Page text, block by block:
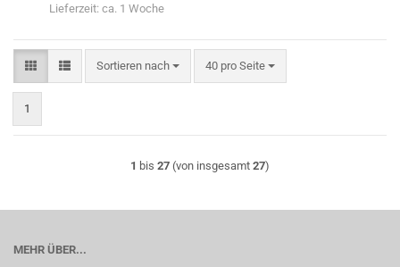
Lieferzeit: ca. 1 Woche
Sortieren nach
Sortieren nach 40 pro Seite
pro Seite
1
1 bis 27 (von insgesamt 27)
MEHR ÜBER...